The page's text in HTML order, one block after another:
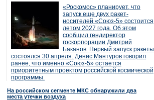
«Роскомос» планирует, что
запуск еще двух ракет-
носителей «Союз-5» состоится
летом 2027 года. Об этом
сообщил гендиректор
госкорпорации Дмитрий
Баканов. Первый запуск ракеты
состоялся 30 апреля. Денис Мантуров говорил
ранее, что именно «Союз-5» остается
приоритетным проектом российской космической
программы.
На российском сегменте МКС обнаружили два
места утечки воздуха